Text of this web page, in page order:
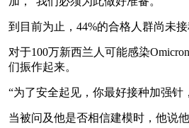
到目前为止，44%的合格人群尚未接
对于100万新西兰人可能感染
们振作起来。
“为了安全起见，你最好接种加强针
当被问及他是否相信建模时，他说